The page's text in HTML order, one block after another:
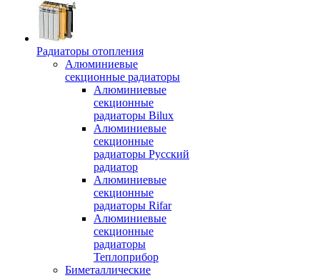
Радиаторы отопления
Алюминиевые
секционные радиаторы
Алюминиевые
секционные
радиаторы Bilux
Алюминиевые
секционные
радиаторы Русский
радиатор
Алюминиевые
секционные
радиаторы Rifar
Алюминиевые
секционные
радиаторы
Теплоприбор
Биметаллические